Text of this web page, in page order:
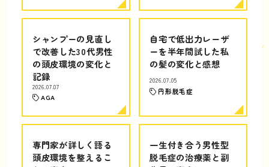
シャンプーの見直し
で改善した30代男性
の頭皮環境の変化と
記録
2026.07.07
AGA
自宅で低出力レーザ
ーを半年間試した私
の髪の変化と感想
2026.07.05
円形脱毛症
専門家が詳しく語る
頭皮環境を整えるこ
一生付き合う男性型
脱毛症の治療薬と副